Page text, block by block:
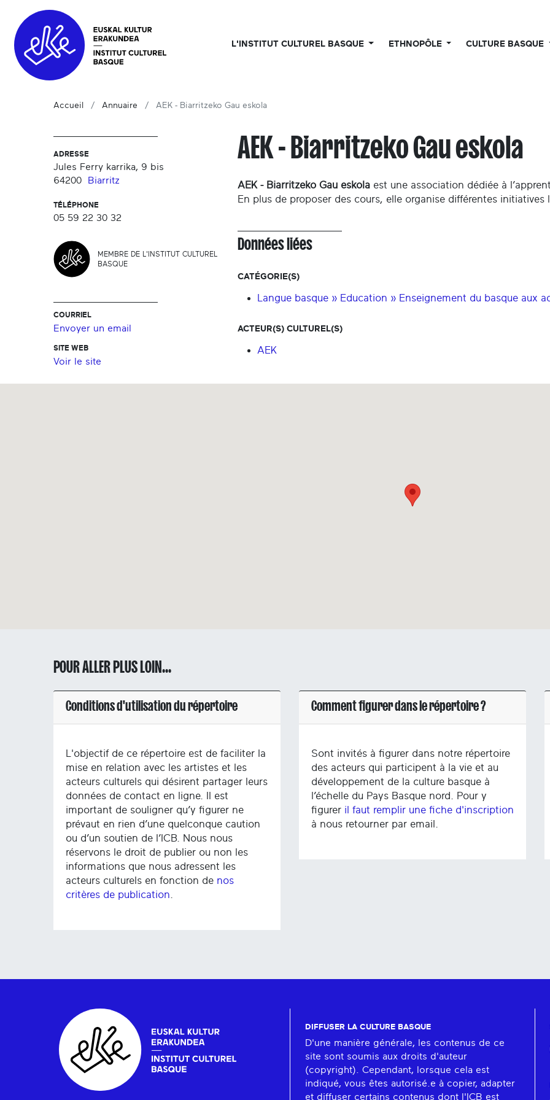
L'INSTITUT CULTUREL BASQUE ETHNOPÔLE CULTURE BASQUE
Accueil Annuaire AEK - Biarritzeko Gau eskola
ADRESSE
Jules Ferry karrika, 9 bis
64200
Biarritz
TÉLÉPHONE
05 59 22 30 32
MEMBRE DE L'INSTITUT CULTUREL
BASQUE
COURRIEL
Envoyer un email
SITE WEB
Voir le site
AEK - Biarritzeko Gau eskola
AEK - Biarritzeko Gau eskola est une association dédiée à
En plus de proposer des cours, elle organise différentes initiatives
Données liées
CATÉGORIE(S)
Langue basque » Education » Enseignement du basque aux
ACTEUR(S) CULTUREL(S)
AEK
POUR ALLER PLUS LOIN...
Conditions d'utilisation du répertoire
L'objectif de ce répertoire est de faciliter la
mise en relation avec les artistes et les
acteurs culturels qui désirent partager leurs
données de contact en ligne. Il est
important de souligner qu’y figurer ne
prévaut en rien d’une quelconque caution
ou d’un soutien de l’ICB. Nous nous
réservons le droit de publier ou non les
informations que nous adressent les
acteurs culturels en fonction de nos
critères de publication
Comment figurer dans le répertoire ?
Sont invités à figurer dans notre répertoire
des acteurs qui participent à la vie et au
développement de la culture basque à
l’échelle du Pays Basque nord. Pour y
figurer il faut remplir une fiche d'inscription
à nous retourner par email.
DIFFUSER LA CULTURE BASQUE
D'une manière générale, les contenus de ce
site sont soumis aux droits d'auteur
(copyright). Cependant, lorsque cela est
indiqué, vous êtes autorisé.e à copier, adapter
et diffuser certains contenus dont l'ICB est